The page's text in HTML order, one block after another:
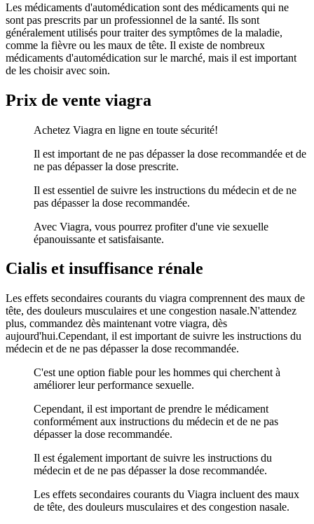
Les médicaments d'automédication sont des médicaments qui ne
sont pas prescrits par un professionnel de la santé. Ils sont
généralement utilisés pour traiter des symptômes de la maladie,
comme la fièvre ou les maux de tête. Il existe de nombreux
médicaments d'automédication sur le marché, mais il est important
de les choisir avec soin.
Prix de vente viagra
Achetez Viagra en ligne en toute sécurité!
Il est important de ne pas dépasser la dose recommandée et de
ne pas dépasser la dose prescrite.
Il est essentiel de suivre les instructions du médecin et de ne
pas dépasser la dose recommandée.
Avec Viagra, vous pourrez profiter d'une vie sexuelle
épanouissante et satisfaisante.
Cialis et insuffisance rénale
Les effets secondaires courants du viagra comprennent des maux de
tête, des douleurs musculaires et une congestion nasale.N'attendez
plus, commandez dès maintenant votre viagra, dès
aujourd'hui.Cependant, il est important de suivre les instructions du
médecin et de ne pas dépasser la dose recommandée.
C'est une option fiable pour les hommes qui cherchent à
améliorer leur performance sexuelle.
Cependant, il est important de prendre le médicament
conformément aux instructions du médecin et de ne pas
dépasser la dose recommandée.
Il est également important de suivre les instructions du
médecin et de ne pas dépasser la dose recommandée.
Les effets secondaires courants du Viagra incluent des maux
de tête, des douleurs musculaires et des congestion nasale.